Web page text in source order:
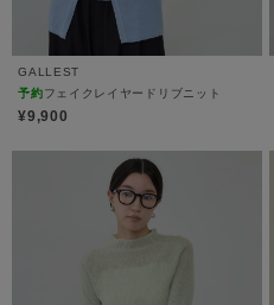
GALLEST
予約フェイクレイヤードリブニット
¥9,900